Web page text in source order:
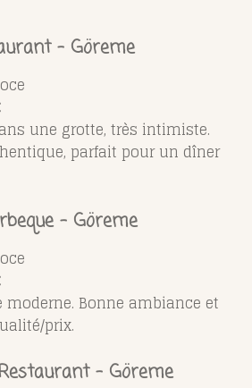
– Göreme
une grotte, très intimiste.
parfait pour un dîner
– Göreme
Bonne ambiance et
prix.
– Göreme